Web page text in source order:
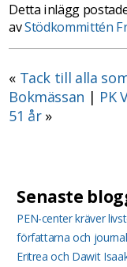
Detta inlägg
avStödkommittén
« Tack till alla
Bokmässan | PK
51 år»
Senaste
PEN-center kräver
författarna och
Eritrea och Dawit